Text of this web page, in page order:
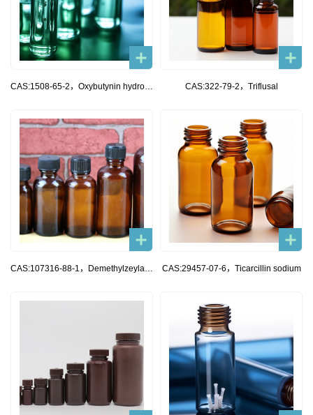
CAS:1508-65-2，Oxybutynin hydrochloride CAS:322-79-2，Triflusal
CAS:107316-88-1，Demethylzeylasteral (T-96) CAS:29457-07-6，Ticarcillin sodium